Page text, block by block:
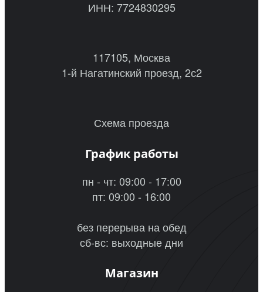
ИНН: 7724830295
117105, Москва
1-й Нагатинский проезд, 2с2
Схема проезда
График работы
пн - чт: 09:00 - 17:00
пт: 09:00 - 16:00
без перерыва на обед
сб-вс: выходные дни
Магазин